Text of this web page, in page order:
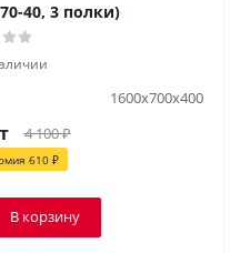
40, 3 полки)
1600х700х400
4 100₽
610 ₽
В корзину